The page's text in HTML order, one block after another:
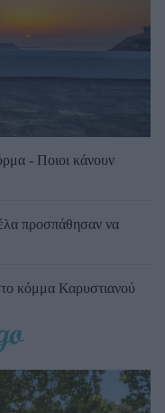
- Ποιοι κάνουν
προσπάθησαν να
κόμμα Καρυστιανού